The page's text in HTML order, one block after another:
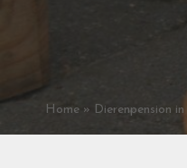
Home » Dierenpension